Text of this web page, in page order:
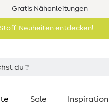
Gratis Nähanleitungen
Stoff-Neuheiten entdecken!
Sale Inspiration